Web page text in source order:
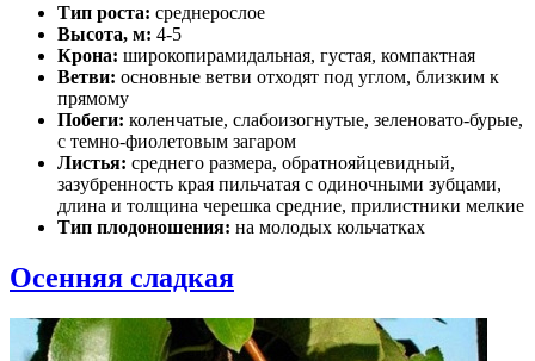
Тип роста: среднерослое
Высота, м: 4-5
Крона: широкопирамидальная, густая, компактная
Ветви: основные ветви отходят под углом, близким к
прямому
Побеги: коленчатые, слабоизогнутые, зеленовато-бурые,
с темно-фиолетовым загаром
Листья: среднего размера, обратнояйцевидный,
зазубренность края пильчатая с одиночными зубцами,
длина и толщина черешка средние, прилистники мелкие
Тип плодоношения: на молодых кольчатках
Осенняя сладкая